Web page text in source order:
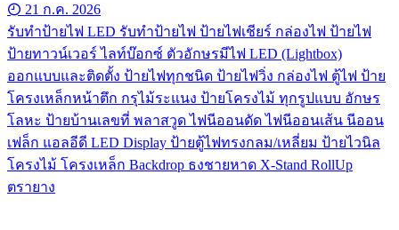
21 ก.ค. 2026
รับทําป้ายไฟ LED รับทำป้ายไฟ ป้ายไฟเชียร์ กล่องไฟ ป้ายไฟ
ป้ายทาวน์เวอร์ ไลท์บ๊อกซ์ ตัวอักษรมีไฟ LED (Lightbox)
ออกแบบและติดตั้ง ป้ายไฟทุกชนิด ป้ายไฟวิ่ง กล่องไฟ ตู้ไฟ ป้าย
โครงเหล็กหน้าตึก กรุไม้ระแนง ป้ายโครงไม้ ทุกรูปแบบ อักษร
โลหะ ป้ายบ้านเลขที่ พลาสวูด ไฟนีออนดัด ไฟนีออนเส้น นีออน
เฟล็ก แอลอีดี LED Display ป้ายตู้ไฟทรงกลม/เหลี่ยม ป้ายไวนิล
โครงไม้ โครงเหล็ก Backdrop ธงชายหาด X-Stand RollUp
ตรายาง